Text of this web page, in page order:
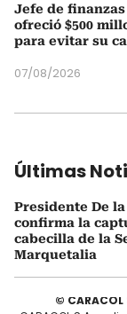
Jefe de
ofreció $500
para evitar su
07/08/2026
Últimas
Presidente De
confirma la
cabecilla de la
Marquetalia
©